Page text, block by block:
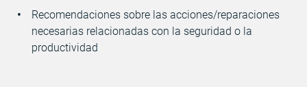
Recomendaciones sobre las acciones/reparaciones
necesarias relacionadas con la seguridad o la
productividad